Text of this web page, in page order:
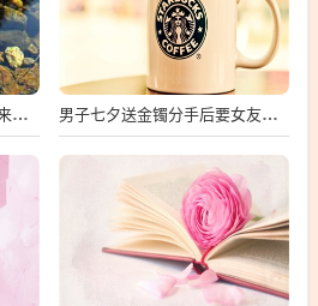
普京：想向乌克兰派兵？敢来就打，普京，敢派兵到乌克兰，将面临严厉反击 男子七夕送金镯分手后要女友还钱